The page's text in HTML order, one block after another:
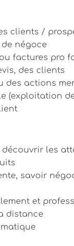
clients /
négoce
factures pro
des clients
des actions
(exploitation
découvrir les
savoir
et
distance